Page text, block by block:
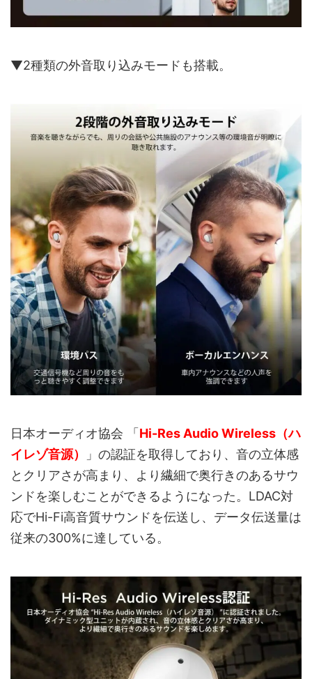
▼2種類の外音取り込みモードも搭載。
日本オーディオ協会 「 Hi-Res Audio Wireless（ハ
イレゾ音源）
」の認証を取得しており、音の立体感
とクリアさが高まり、より繊細で奥行きのあるサウ
ンドを楽しむことができるようになった。LDAC対
応でHi-Fi高音質サウンドを伝送し、データ伝送量は
従来の300%に達している。